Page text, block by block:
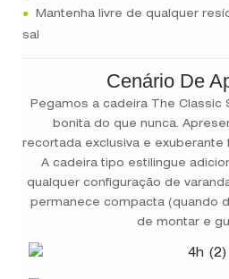
●
Mantenha livre de qualquer
sal
Cenário De
Pegamos a cadeira The Classic
bonita do que nunca.
recortada exclusiva e exuberante
A cadeira tipo estilingue
qualquer configuração de
permanece compacta (quando
de montar e